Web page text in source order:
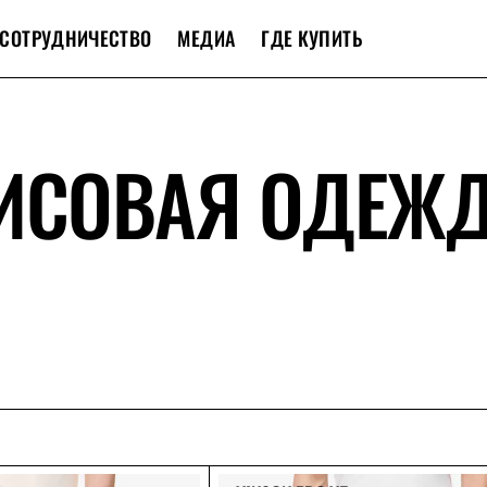
СОТРУДНИЧЕСТВО МЕДИА ГДЕ КУПИТЬ